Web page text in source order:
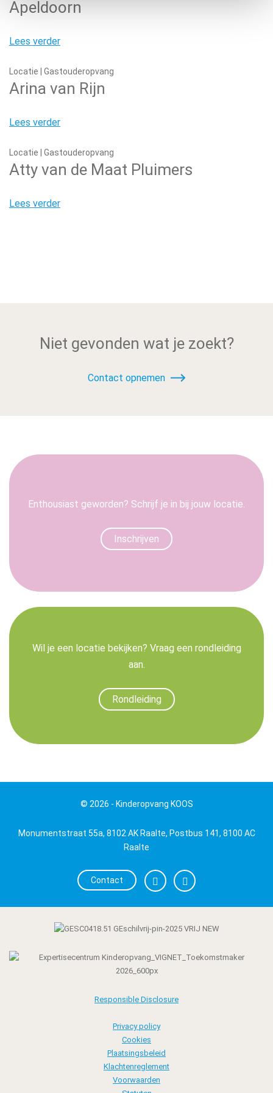
Apeldoorn
Lees verder
Locatie | Gastouderopvang
Arina van Rijn
Lees verder
Locatie | Gastouderopvang
Atty van de Maat Pluimers
Lees verder
Niet gevonden wat je zoekt?
Contact opnemen
Enthousiast geworden? Schrijf je in bij jouw locatie.
Inschrijven
Wil je een locatie bekijken? Vraag een rondleiding
aan.
Rondleiding
© 2026 - Kinderopvang KOOS
Monumentstraat 55a, 8102 AK Raalte, Postbus 141, 8100 AC
Raalte
Contact
Responsible Disclosure
Privacy policy
Cookies
Plaatsingsbeleid
Klachtenreglement
Voorwaarden